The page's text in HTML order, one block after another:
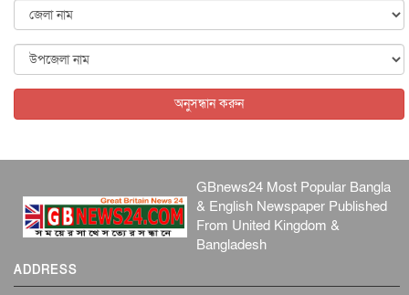
৬ আগস্ট, ২০২৬
৬ আগস্ট, ২০২৬
অনুসন্ধান করুন
GBnews24 Most Popular Bangla
& English Newspaper Published
From United Kingdom &
Bangladesh
ADDRESS